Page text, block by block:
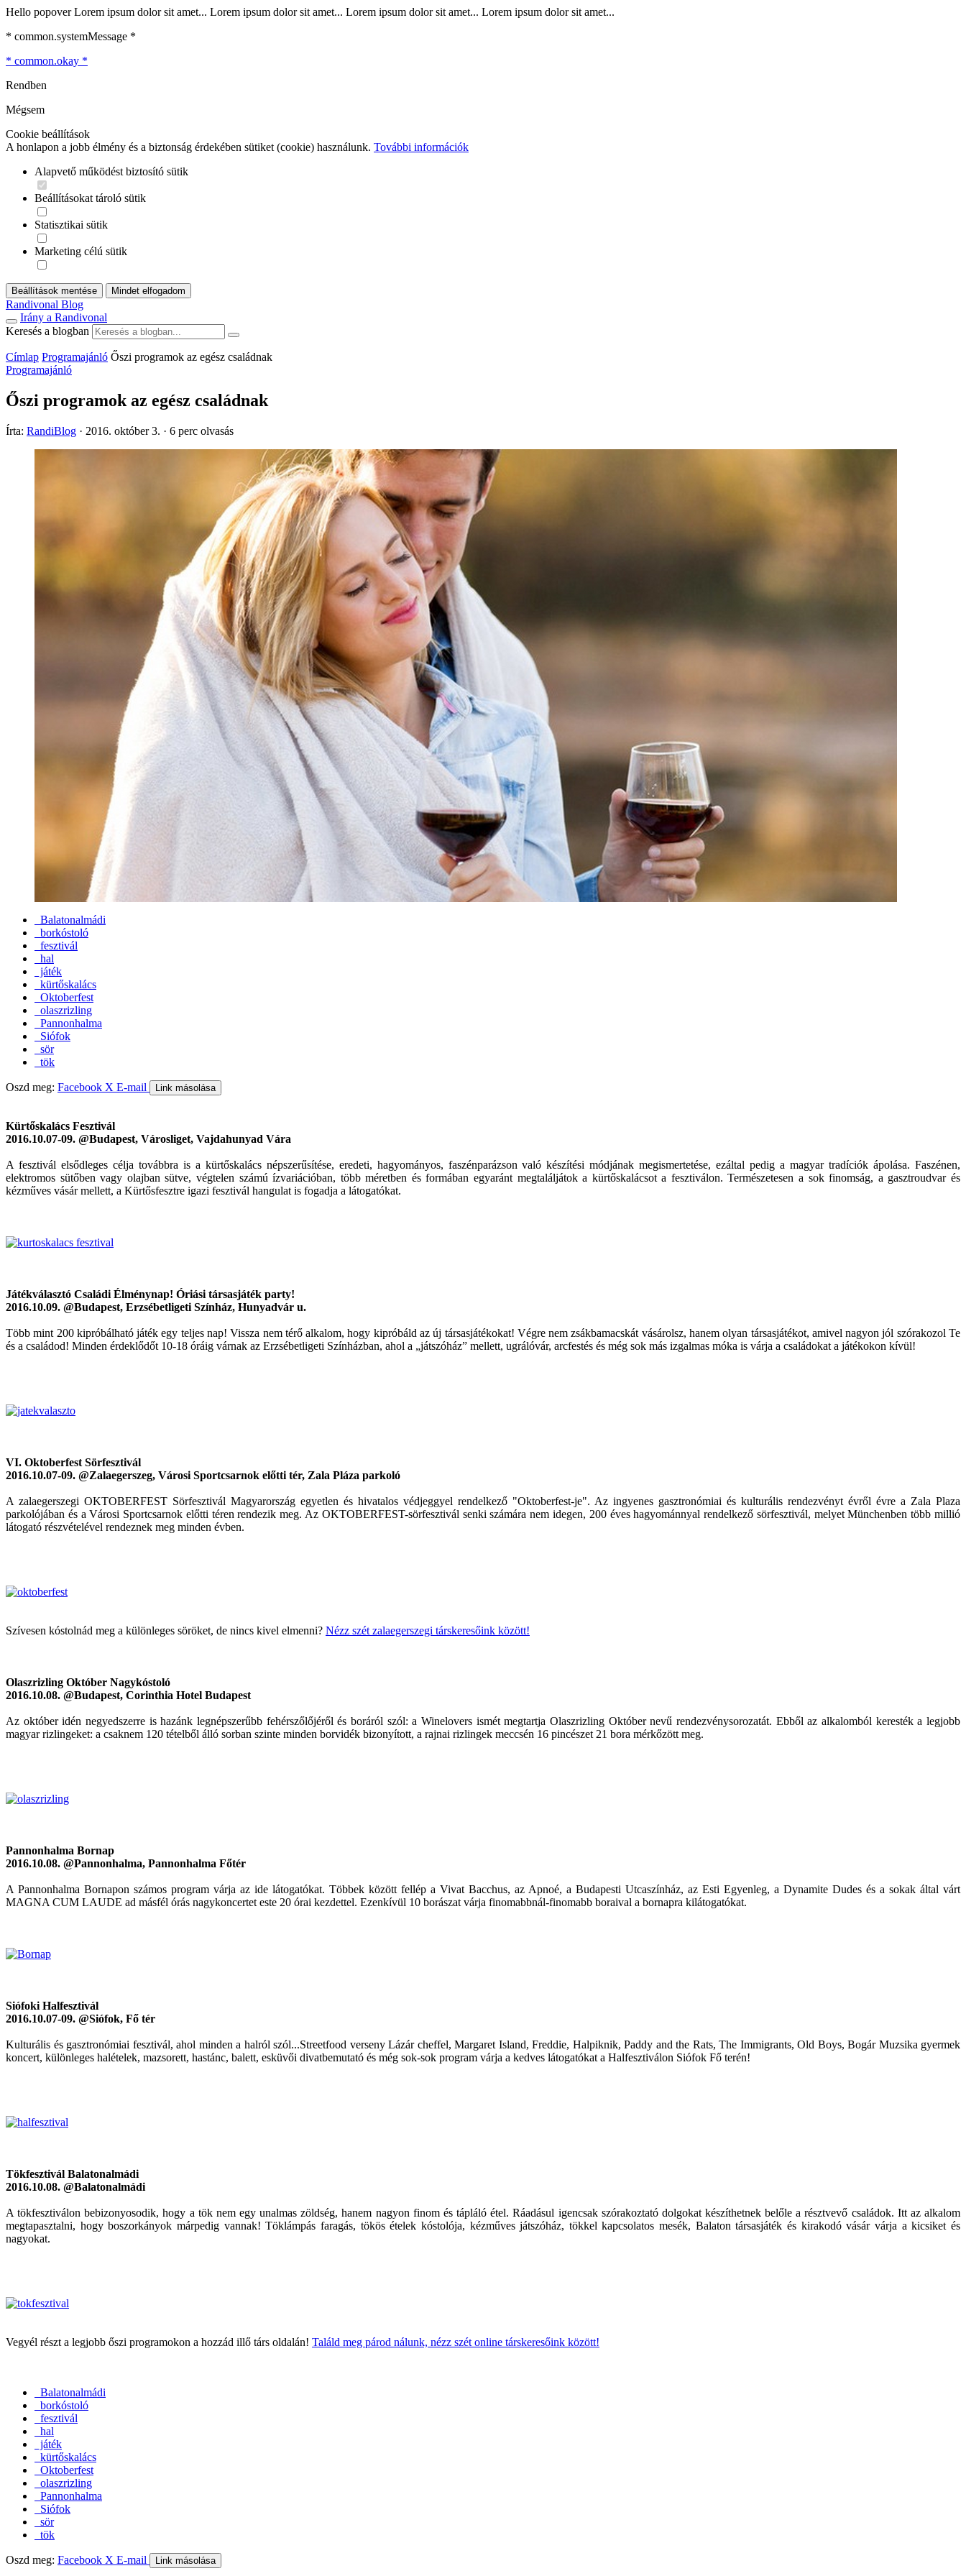
Hello popover Lorem ipsum dolor sit amet... Lorem ipsum dolor sit amet... Lorem ipsum dolor sit amet... Lorem ipsum dolor sit amet...
* common.systemMessage *
* common.okay *
Rendben
Mégsem
Cookie beállítások
A honlapon a jobb élmény és a biztonság érdekében sütiket (cookie) használunk. További információk
Alapvető működést biztosító sütik
Beállításokat tároló sütik
Statisztikai sütik
Marketing célú sütik
Beállítások mentése Mindet elfogadom
Randivonal Blog
Irány a Randivonal
Keresés a blogban
Címlap Programajánló Őszi programok az egész családnak
Programajánló
Őszi programok az egész családnak
Írta: RandiBlog · 2016. október 3. · 6 perc olvasás
Balatonalmádi
borkóstoló
fesztivál
hal
játék
kürtőskalács
Oktoberfest
olaszrizling
Pannonhalma
Siófok
sör
tök
Oszd meg: Facebook X E-mail Link másolása
Kürtőskalács Fesztivál
2016.10.07-09. @Budapest, Városliget, Vajdahunyad Vára
A fesztivál elsődleges célja továbbra is a kürtőskalács népszerűsítése, eredeti, hagyományos, faszénparázson való készítési módjának megismertetése, ezáltal pedig a magyar tradíciók ápolása. Faszénen,
elektromos sütőben vagy olajban sütve, végtelen számú ízvariációban, több méretben és formában egyaránt megtaláljátok a kürtőskalácsot a fesztiválon. Természetesen a sok finomság, a gasztroudvar és
kézműves vásár mellett, a Kürtősfesztre igazi fesztivál hangulat is fogadja a látogatókat.
Játékválasztó Családi Élménynap! Óriási társasjáték party!
2016.10.09. @Budapest, Erzsébetligeti Színház, Hunyadvár u.
Több mint 200 kipróbálható játék egy teljes nap! Vissza nem térő alkalom, hogy kipróbáld az új társasjátékokat! Végre nem zsákbamacskát vásárolsz, hanem olyan társasjátékot, amivel nagyon jól szórakozol Te
és a családod! Minden érdeklődőt 10-18 óráig várnak az Erzsébetligeti Színházban, ahol a „játszóház” mellett, ugrálóvár, arcfestés és még sok más izgalmas móka is várja a családokat a játékokon kívül!
VI. Oktoberfest Sörfesztivál
2016.10.07-09. @Zalaegerszeg, Városi Sportcsarnok előtti tér, Zala Pláza parkoló
A zalaegerszegi OKTOBERFEST Sörfesztivál Magyarország egyetlen és hivatalos védjeggyel rendelkező "Oktoberfest-je". Az ingyenes gasztronómiai és kulturális rendezvényt évről évre a Zala Plaza
parkolójában és a Városi Sportcsarnok előtti téren rendezik meg. Az OKTOBERFEST-sörfesztivál senki számára nem idegen, 200 éves hagyománnyal rendelkező sörfesztivál, melyet Münchenben több millió
látogató részvételével rendeznek meg minden évben.
Szívesen kóstolnád meg a különleges söröket, de nincs kivel elmenni? Nézz szét zalaegerszegi társkeresőink között!
Olaszrizling Október Nagykóstoló
2016.10.08. @Budapest, Corinthia Hotel Budapest
Az október idén negyedszerre is hazánk legnépszerűbb fehérszőlőjéről és boráról szól: a Winelovers ismét megtartja Olaszrizling Október nevű rendezvénysorozatát. Ebből az alkalomból keresték a legjobb
magyar rizlingeket: a csaknem 120 tételből álló sorban szinte minden borvidék bizonyított, a rajnai rizlingek meccsén 16 pincészet 21 bora mérkőzött meg.
Pannonhalma Bornap
2016.10.08. @Pannonhalma, Pannonhalma Főtér
A Pannonhalma Bornapon számos program várja az ide látogatókat. Többek között fellép a Vivat Bacchus, az Apnoé, a Budapesti Utcaszínház, az Esti Egyenleg, a Dynamite Dudes és a sokak által várt
MAGNA CUM LAUDE ad másfél órás nagykoncertet este 20 órai kezdettel. Ezenkívül 10 borászat várja finomabbnál-finomabb boraival a bornapra kilátogatókat.
Siófoki Halfesztivál
2016.10.07-09. @Siófok, Fő tér
Kulturális és gasztronómiai fesztivál, ahol minden a halról szól...Streetfood verseny Lázár cheffel, Margaret Island, Freddie, Halpiknik, Paddy and the Rats, The Immigrants, Old Boys, Bogár Muzsika gyermek
koncert, különleges halételek, mazsorett, hastánc, balett, esküvői divatbemutató és még sok-sok program várja a kedves látogatókat a Halfesztiválon Siófok Fő terén!
Tökfesztivál Balatonalmádi
2016.10.08. @Balatonalmádi
A tökfesztiválon bebizonyosodik, hogy a tök nem egy unalmas zöldség, hanem nagyon finom és tápláló étel. Ráadásul igencsak szórakoztató dolgokat készíthetnek belőle a résztvevő családok. Itt az alkalom
megtapasztalni, hogy boszorkányok márpedig vannak! Töklámpás faragás, tökös ételek kóstolója, kézműves játszóház, tökkel kapcsolatos mesék, Balaton társasjáték és kirakodó vásár várja a kicsiket és
nagyokat.
Vegyél részt a legjobb őszi programokon a hozzád illő társ oldalán! Találd meg párod nálunk, nézz szét online társkeresőink között!
Balatonalmádi
borkóstoló
fesztivál
hal
játék
kürtőskalács
Oktoberfest
olaszrizling
Pannonhalma
Siófok
sör
tök
Oszd meg: Facebook X E-mail Link másolása